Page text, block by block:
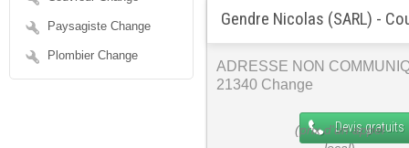
Paysagiste Change
Plombier Change
Gendre Nicolas (SARL) -
ADRESSE NON
21340 Change
Devis gratuits